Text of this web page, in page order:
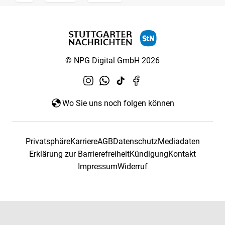
© NPG Digital GmbH 2026
Wo Sie uns noch folgen können
PrivatsphäreKarriereAGBDatenschutzMediadaten
Erklärung zur BarrierefreiheitKündigungKontakt
ImpressumWiderruf